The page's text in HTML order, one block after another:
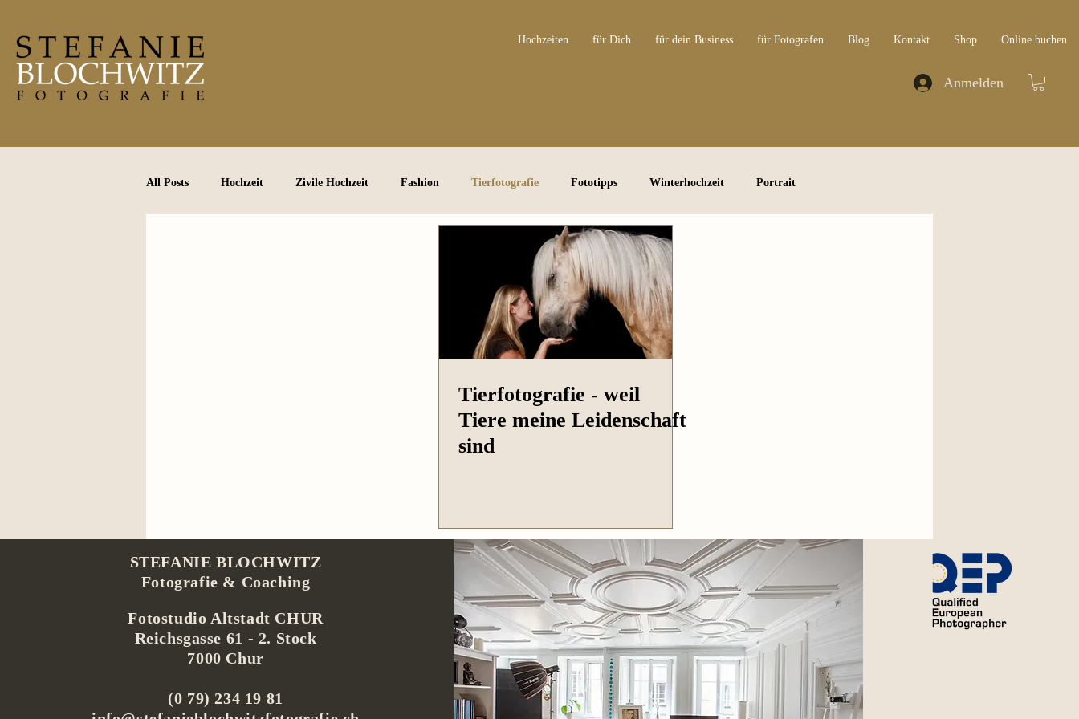
Hochzeiten für Dich für dein Business für Fotografen Blog Kontakt Shop Online buchen
Anmelden
All Posts Hochzeit Zivile Hochzeit Fashion Tierfotografie Fototipps Winterhochzeit Portrait
Irisfotografie Awards
Tierfotografie - weil
Tiere meine Leidenschaft
sind
STEFANIE BLOCHWITZ
Fotografie & Coaching
Fotostudio Altstadt CHUR
Reichsgasse 61 - 2. Stock
7000 Chur
(0 79) 234 19 81